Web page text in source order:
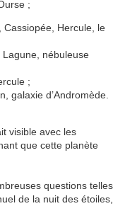
;
Cassiopée, Hercule, le
nébuleuse
;
galaxie d’Andromède.
visible avec les
que cette planète
questions telles
de la nuit des étoiles,